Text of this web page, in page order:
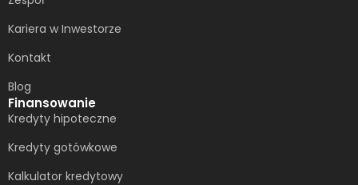
Kariera w Inwestorze
Kontakt
Blog
Finansowanie
Kredyty hipoteczne
Kredyty gotówkowe
Kalkulator kredytowy